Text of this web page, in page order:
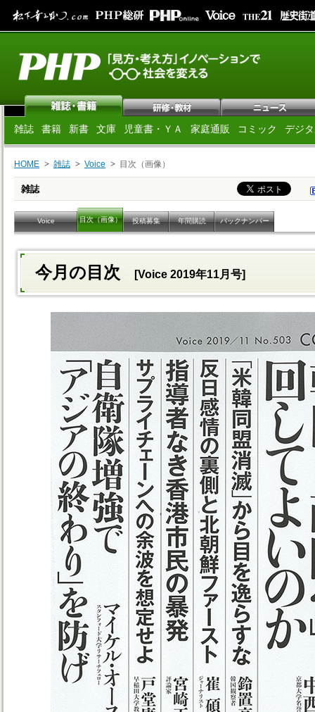
雑誌 書籍 新書 文庫 児童書・ＹＡ 家庭通販 コミック デジ
HOME 雑誌 Voice 目次（画像）
雑誌
Voice 目次（画像） 投稿募集 年間購読 バックナンバー
今月の目次 [Voice 2019年11月号]